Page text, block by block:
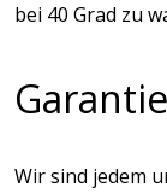
bei 40 Grad zu
Wir sind jedem